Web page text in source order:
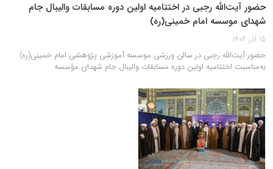
حضور آیت‌الله رجبی در اختتامیه اولین دوره مسابقات والیبال جام
شهدای موسسه امام خمینی(ره)
15 آذر 1402
حضور آیت‌الله رجبی در سالن ورزشی موسسه آموزشی پژوهشی امام خمینی(ره)
به‌مناسبت اختتامیه اولین دوره مسابقات والیبال جام شهدای مؤسسه